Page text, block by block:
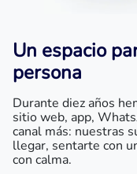
Un espacio
persona
Durante diez años
sitio web, app,
canal más: nuestras
llegar, sentarte con
con calma.